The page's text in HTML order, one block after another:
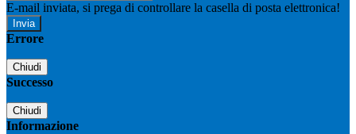
E-mail inviata, si prega di controllare la casella di posta elettronica!
Errore
Chiudi
Successo
Chiudi
Informazione